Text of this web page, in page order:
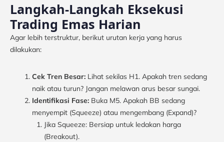
Langkah-Langkah Eksekusi
Trading Emas Harian
Agar lebih terstruktur, berikut urutan kerja yang harus
dilakukan:
Cek Tren Besar: Lihat sekilas H1. Apakah tren sedang
naik atau turun? Jangan melawan arus besar sungai.
Identifikasi Fase: Buka M5. Apakah BB sedang
menyempit (Squeeze) atau mengembang (Expand)?
Jika Squeeze: Bersiap untuk ledakan harga
(Breakout).